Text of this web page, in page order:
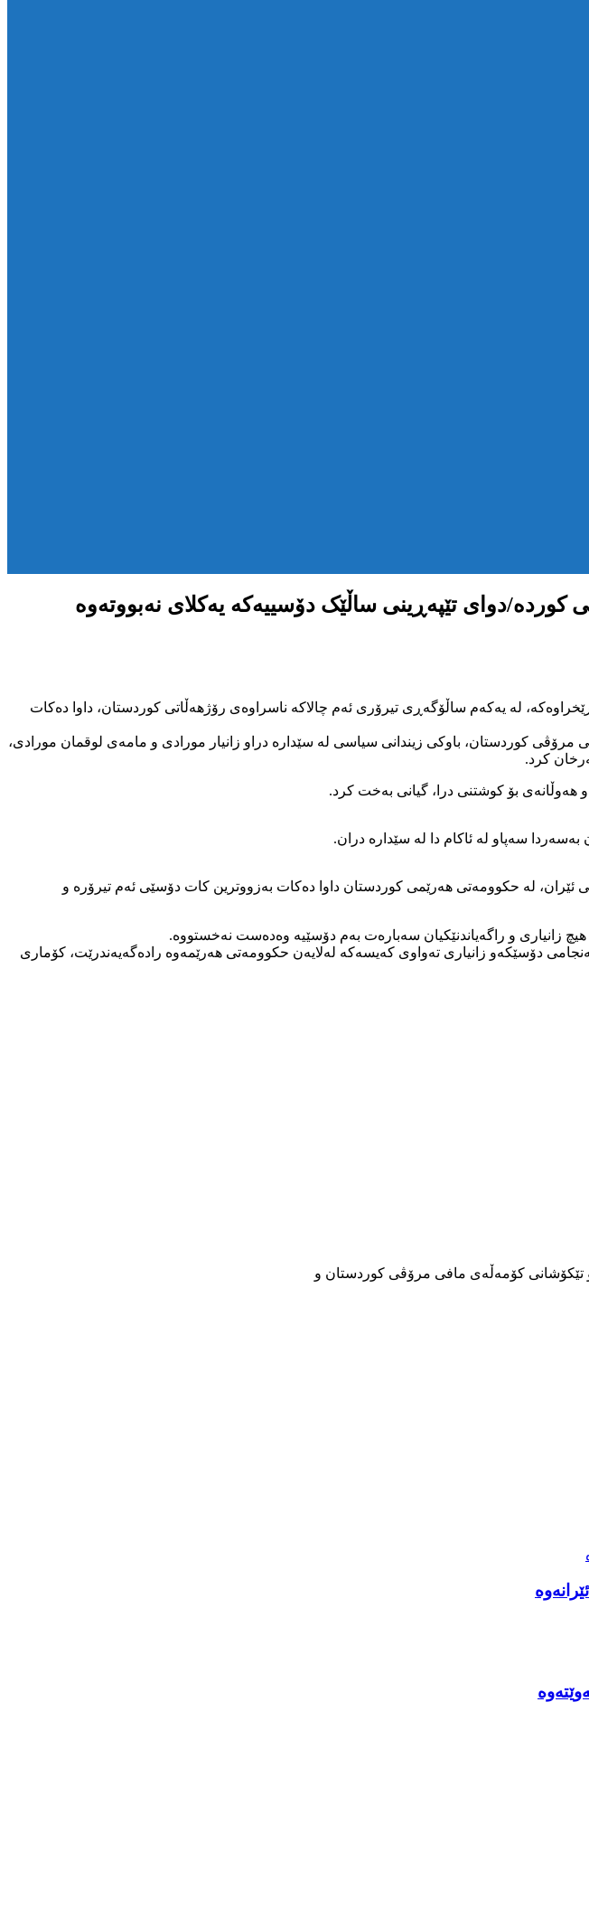
دوای تێپەڕینی ساڵێک دۆسییەکە یەکلای نەبووتەوە
لە یەکەم ساڵۆگەڕی تیرۆری ئەم چالاکە ناسراوەی رۆژهەڵاتی کوردستان، داوا دەکات
کوردستان، باوکی زیندانی سیاسی لە سێدارە دراو زانیار مورادی و مامەی لوقمان مورادی،
کرد.
هەوڵانەی بۆ کوشتنی درا، گیانی بەخت کرد.
سەپاو لە ئاکام دا لە سێدارە دران.
لە حکوومەتی هەرێمی کوردستان داوا دەکات بەزووترین کات دۆسێی ئەم تیرۆرە و
زانیاری و راگەیاندنێکیان سەبارەت بەم دۆسێیە وەدەست نەخستووە.
دۆسێکەو زانیاری تەواوی کەیسەکە لەلایەن حکوومەتی هەرێمەوە رادەگەیەندرێت، کۆماری